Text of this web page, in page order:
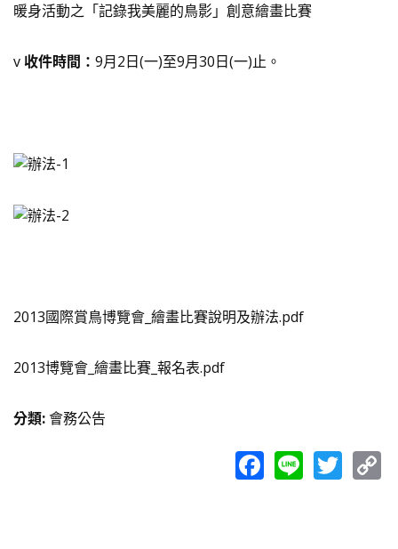
暖身活動之「記錄我美麗的鳥影」創意繪畫比賽
v 收件時間： 9月2日(一)至9月30日(一)止。
2013國際賞鳥博覽會_繪畫比賽說明及辦法.pdf
2013博覽會_繪畫比賽_報名表.pdf
分類:會務公告
Facebook
Line